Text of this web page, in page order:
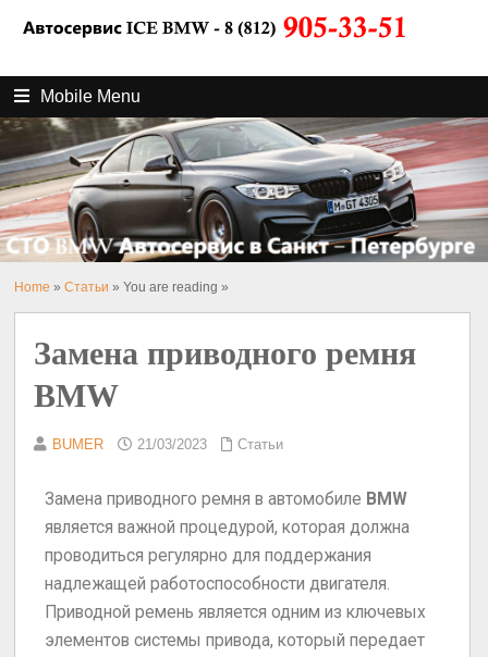
Mobile Menu
Home »Статьи » You are reading »
Замена приводного ремня
BMW
BUMER 21/03/2023 Статьи
Замена приводного ремня в автомобиле BMW
является важной процедурой, которая должна
проводиться регулярно для поддержания
надлежащей работоспособности двигателя.
Приводной ремень является одним из ключевых
элементов системы привода, который передает